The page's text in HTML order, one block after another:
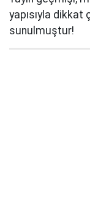
yapısıyla
sunulmuştur!